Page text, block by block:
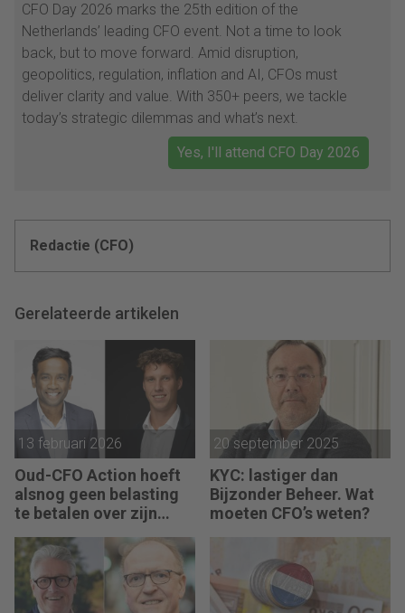
CFO Day 2026 marks the 25th edition of the
Netherlands’ leading CFO event. Not a time to look
back, but to move forward. Amid disruption,
geopolitics, regulation, inflation and AI, CFOs must
deliver clarity and value. With 350+ peers, we tackle
today’s strategic dilemmas and what’s next.
Yes, I'll attend CFO Day 2026
Redactie (CFO)
Gerelateerde artikelen
13 februari 2026
Oud-CFO Action hoeft
alsnog geen belasting
te betalen over zijn
20 september 2025
KYC: lastiger dan
Bijzonder Beheer. Wat
moeten CFO’s weten?